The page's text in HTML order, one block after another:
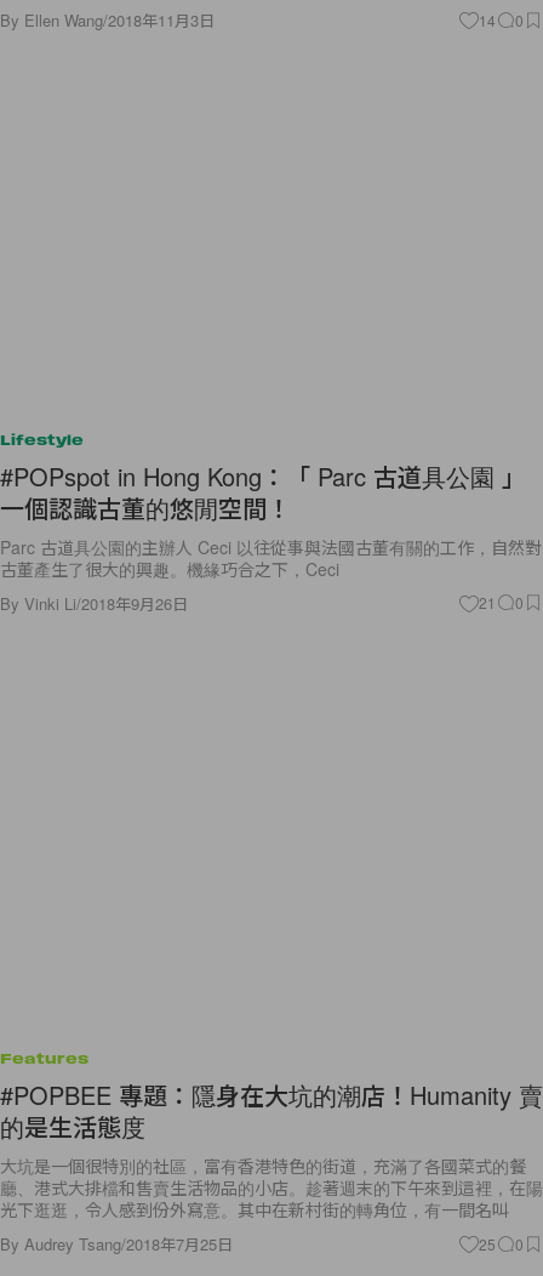
By Ellen Wang/2018年11月3日 14 0
Lifestyle
#POPspot in Hong Kong：「 Parc 古道具公園 」
一個認識古董的悠閒空間！
Parc 古道具公園的主辦人 Ceci 以往從事與法國古董有關的工作，自然對
古董產生了很大的興趣。機緣巧合之下，Ceci
By Vinki Li/2018年9月26日 21 0
Features
#POPBEE 專題：隱身在大坑的潮店！Humanity 賣
的是生活態度
大坑是一個很特別的社區，富有香港特色的街道，充滿了各國菜式的餐
廳、港式大排檔和售賣生活物品的小店。趁著週末的下午來到這裡，在陽
光下逛逛，令人感到份外寫意。其中在新村街的轉角位，有一間名叫
By Audrey Tsang/2018年7月25日 25 0